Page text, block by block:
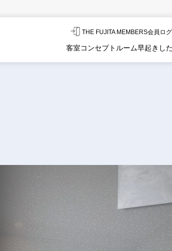
THE FUJITA MEMBERS会員ロ
客室コンセプトルーム早起きし